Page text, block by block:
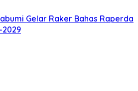
Gelar Raker Bahas Raperda
2029